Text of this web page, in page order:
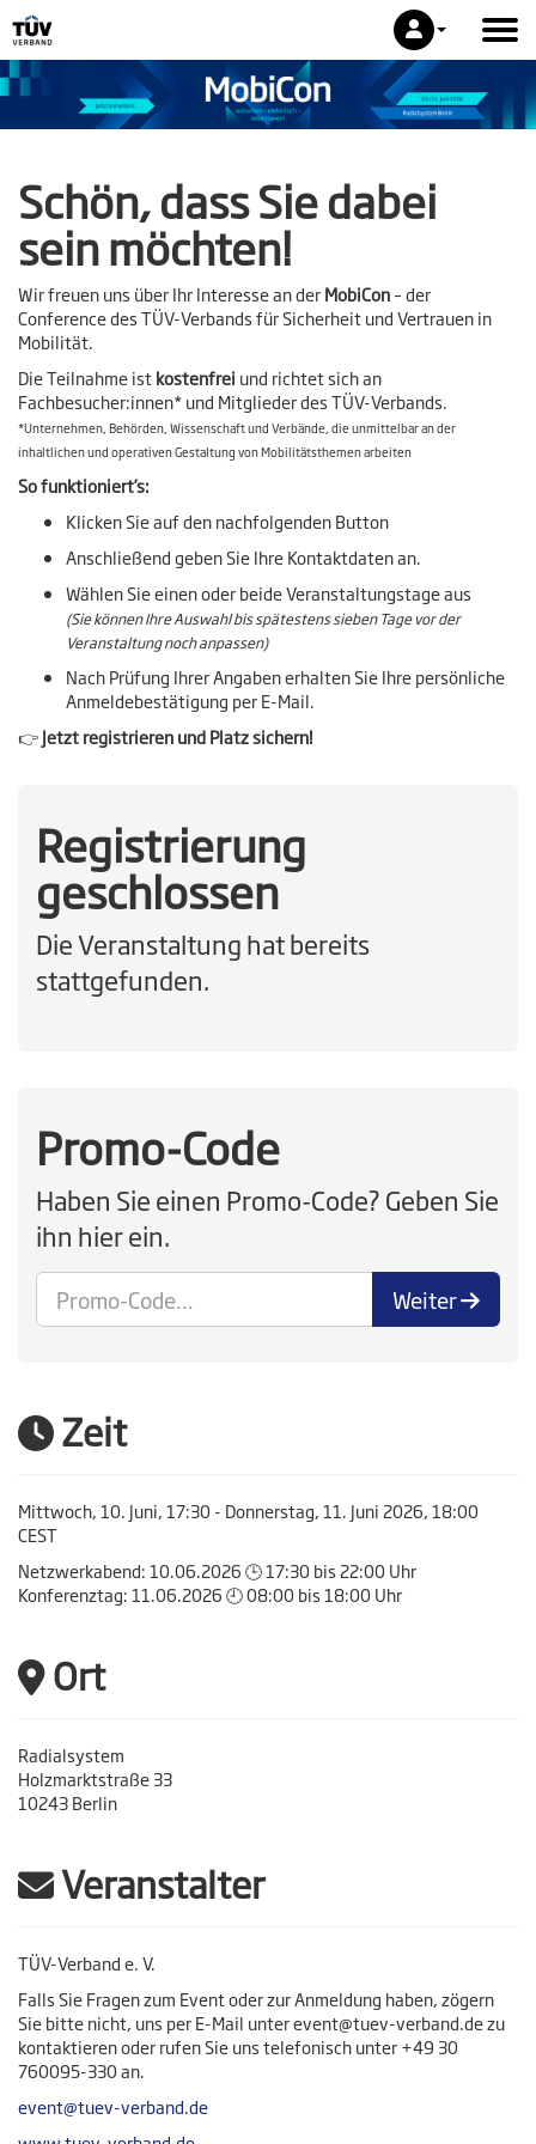
Schön, dass Sie dabei
sein möchten!
Wir freuen uns über Ihr Interesse an derMobiCon– der
Conference des TÜV-Verbands für Sicherheit und Vertrauen in
Mobilität.
Die Teilnahme istkostenfrei und richtet sich an
Fachbesucher:innen* und Mitglieder des TÜV-Verbands.
*Unternehmen, Behörden, Wissenschaft und Verbände, die unmittelbar an der
inhaltlichen und operativen Gestaltung von Mobilitätsthemen arbeiten
So funktioniert’s:
Klicken Sie auf den nachfolgenden Button
Anschließend geben Sie Ihre Kontaktdaten an.
Wählen Sie einen oder beide Veranstaltungstage aus
(Sie können Ihre Auswahl bis spätestens sieben Tage vor der
Veranstaltung noch anpassen)
Nach Prüfung Ihrer Angaben erhalten Sie Ihre persönliche
Anmeldebestätigung per E-Mail.
👉Jetzt registrieren und Platz sichern!
Registrierung
geschlossen
Die Veranstaltung hat bereits
stattgefunden.
Promo-Code
Haben Sie einen Promo-Code? Geben Sie
ihn hier ein.
Weiter
Zeit
Mittwoch, 10. Juni, 17:30 - Donnerstag, 11. Juni 2026, 18:00
CEST
Netzwerkabend: 10.06.2026 🕒 17:30 bis 22:00 Uhr
Konferenztag: 11.06.2026 🕘 08:00 bis 18:00 Uhr
Ort
Radialsystem
Holzmarktstraße 33
10243 Berlin
Veranstalter
TÜV-Verband e. V.
Falls Sie Fragen zum Event oder zur Anmeldung haben, zögern
Sie bitte nicht, uns per E-Mail unter event@tuev-verband.de zu
kontaktieren oder rufen Sie uns telefonisch unter +49 30
760095-330 an.
event@tuev-verband.de